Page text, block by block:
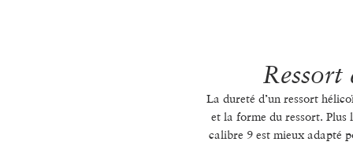
La dureté d’un ressort
et la forme du ressort. Plus
calibre 9 est mieux adapté